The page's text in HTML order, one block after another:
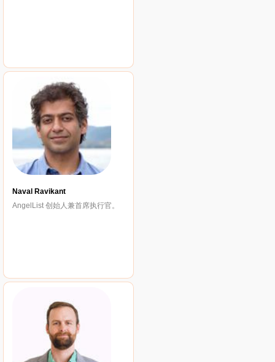
Naval Ravikant
AngelList 创始人兼首席执行官。